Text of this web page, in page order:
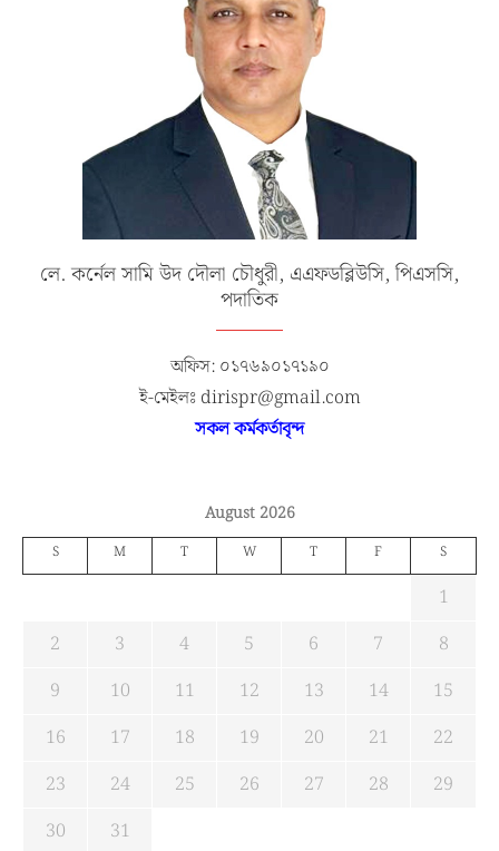
লে. কর্নেল সামি উদ দৌলা চৌধুরী, এএফডব্লিউসি, পিএসসি,
পদাতিক
অফিস: ০১৭৬৯০১৭১৯০
ই-মেইলঃ dirispr@gmail.com
সকল কর্মকর্তাবৃন্দ
August 2026
S M T W T F S
1
2
3 4 5 6 7
8
9
10 11 12 13 14
15
16
17 18 19 20 21
22
23
24 25 26 27 28
29
30
31